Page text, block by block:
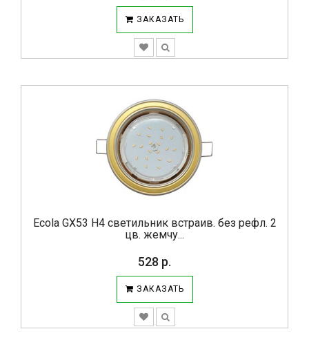
ЗАКАЗАТЬ
Ecola GX53 H4 светильник встраив. без рефл. 2
цв. жемчу...
528 р.
ЗАКАЗАТЬ